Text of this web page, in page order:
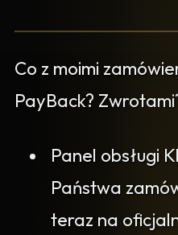
Co z moimi
PayBack?
Panel obsługi
Państwa
teraz na